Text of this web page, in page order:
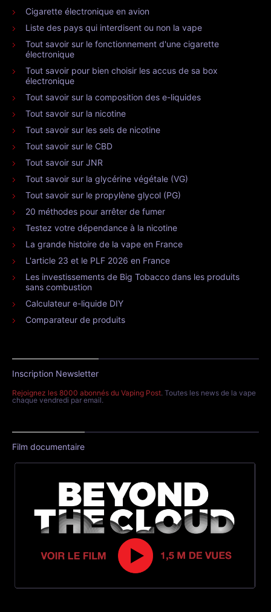
Cigarette électronique en avion
Liste des pays qui interdisent ou non la vape
Tout savoir sur le fonctionnement d'une cigarette
électronique
Tout savoir pour bien choisir les accus de sa box
électronique
Tout savoir sur la composition des e-liquides
Tout savoir sur la nicotine
Tout savoir sur les sels de nicotine
Tout savoir sur le CBD
Tout savoir sur JNR
Tout savoir sur la glycérine végétale (VG)
Tout savoir sur le propylène glycol (PG)
20 méthodes pour arrêter de fumer
Testez votre dépendance à la nicotine
La grande histoire de la vape en France
L'article 23 et le PLF 2026 en France
Les investissements de Big Tobacco dans les produits
sans combustion
Calculateur e-liquide DIY
Comparateur de produits
Inscription Newsletter
Rejoignez les 8000 abonnés du Vaping Post. Toutes les news de la vape
chaque vendredi par email.
Film documentaire